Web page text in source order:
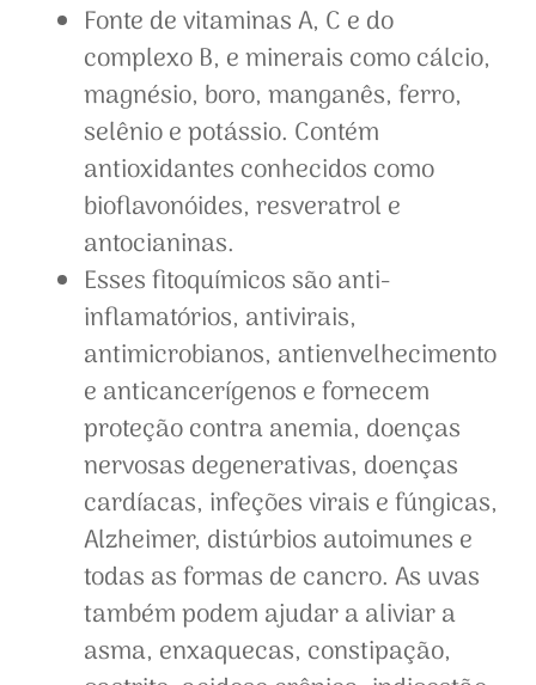
Fonte de vitaminas A, C e do
complexo B, e minerais como cálcio,
magnésio, boro, manganês, ferro,
selênio e potássio. Contém
antioxidantes conhecidos como
bioflavonóides, resveratrol e
antocianinas.
Esses fitoquímicos são anti-
inflamatórios, antivirais,
antimicrobianos, antienvelhecimento
e anticancerígenos e fornecem
proteção contra anemia, doenças
nervosas degenerativas, doenças
cardíacas, infeções virais e fúngicas,
Alzheimer, distúrbios autoimunes e
todas as formas de cancro. As uvas
também podem ajudar a aliviar a
asma, enxaquecas, constipação,